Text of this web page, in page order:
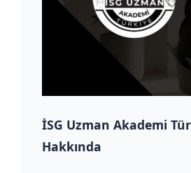
İSG Uzman Akademi
Hakkında